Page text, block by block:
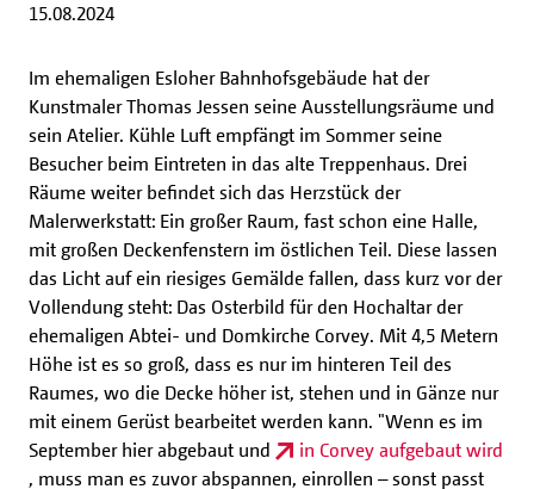
15.08.2024
Im ehemaligen Esloher Bahnhofsgebäude hat der
Kunstmaler Thomas Jessen seine Ausstellungsräume und
sein Atelier. Kühle Luft empfängt im Sommer seine
Besucher beim Eintreten in das alte Treppenhaus. Drei
Räume weiter befindet sich das Herzstück der
Malerwerkstatt: Ein großer Raum, fast schon eine Halle,
mit großen Deckenfenstern im östlichen Teil. Diese lassen
das Licht auf ein riesiges Gemälde fallen, dass kurz vor der
Vollendung steht: Das Osterbild für den Hochaltar der
ehemaligen Abtei- und Domkirche Corvey. Mit 4,5 Metern
Höhe ist es so groß, dass es nur im hinteren Teil des
Raumes, wo die Decke höher ist, stehen und in Gänze nur
mit einem Gerüst bearbeitet werden kann. "Wenn es im
September hier abgebaut und
in Corvey aufgebaut wird
, muss man es zuvor abspannen, einrollen – sonst passt